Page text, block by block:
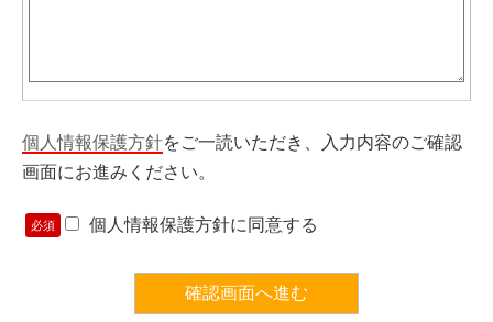
個人情報保護方針をご一読いただき、入力内容のご確認
画面にお進みください。
必須 個人情報保護方針に同意する